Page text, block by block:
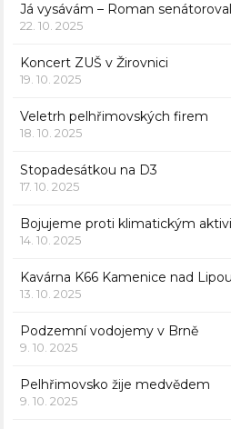
Já vysávám – Roman senátoroval
22. 10. 2025
Koncert ZUŠ v Žirovnici
19. 10. 2025
Veletrh pelhřimovských firem
18. 10. 2025
Stopadesátkou na D3
17. 10. 2025
Bojujeme proti klimatickým
14. 10. 2025
Kavárna K66 Kamenice nad Lipou
13. 10. 2025
Podzemní vodojemy v Brně
9. 10. 2025
Pelhřimovsko žije medvědem
9. 10. 2025